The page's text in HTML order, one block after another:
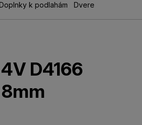
k podlahám Dvere
D4166